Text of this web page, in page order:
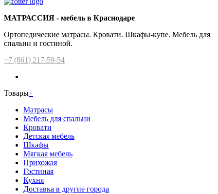
МАТРАССИЯ - мебель в Краснодаре
Ортопедические матрасы. Кровати. Шкафы-купе. Мебель для
спальни и гостиной.
+7 (861) 217-59-54
Товары+
Матрасы
Мебель для спальни
Кровати
Детская мебель
Шкафы
Мягкая мебель
Прихожая
Гостиная
Кухня
Доставка в другие города